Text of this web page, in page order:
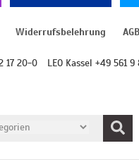
Widerrufsbelehrung AGB
17 20-0 LEO Kassel +49 561